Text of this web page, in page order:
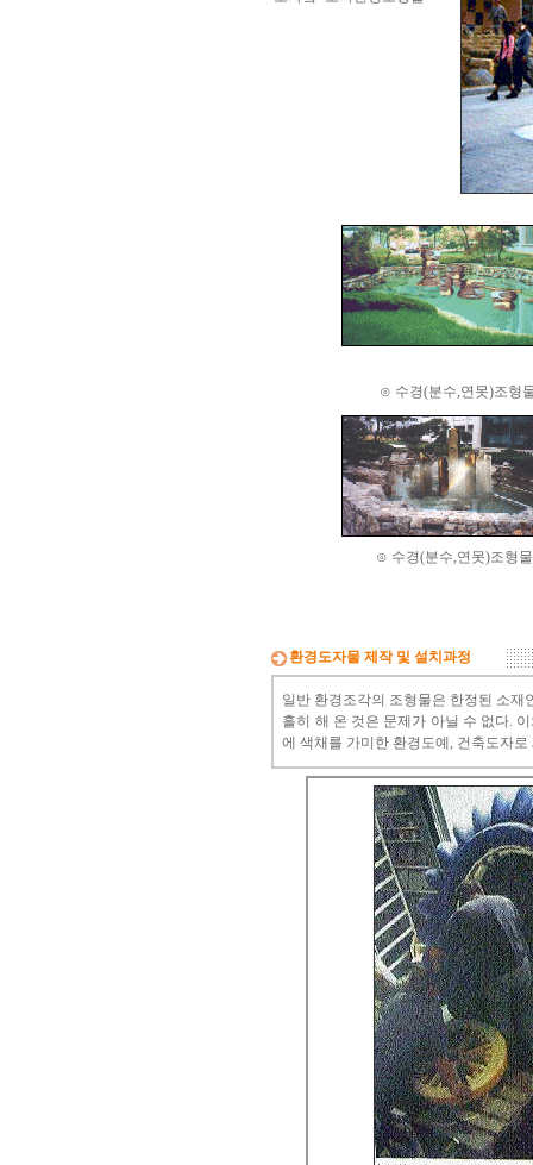
⊙ 수경(분수,연못)조형
⊙ 수경(분수,연못)조형
환경도자물 제작 및 설치과정
일반 환경조각의 조형물은 한정된 소
홀히 해 온 것은 문제가 아닐 수 없다.
에 색채를 가미한 환경도예, 건축도자